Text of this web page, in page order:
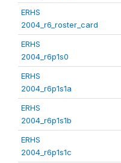
ERHS
2004_r6_roster_card
ERHS
2004_r6p1s0
ERHS
2004_r6p1s1a
ERHS
2004_r6p1s1b
ERHS
2004_r6p1s1c